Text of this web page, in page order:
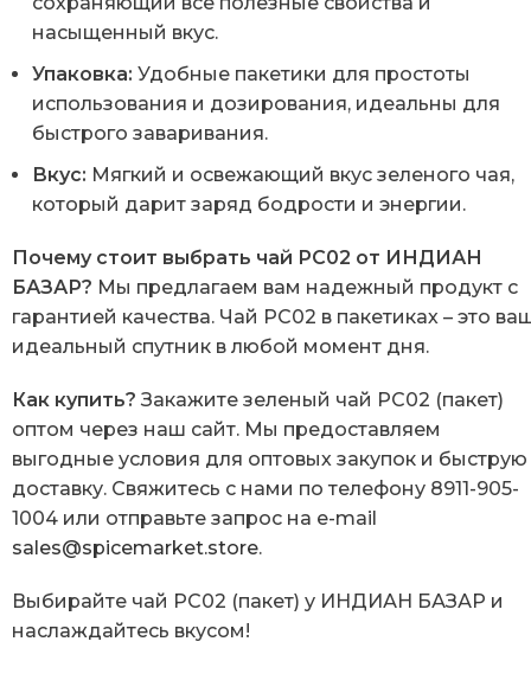
насыщенный вкус.
Упаковка: Удобные пакетики для простоты
использования и дозирования, идеальны для
быстрого заваривания.
Вкус: Мягкий и освежающий вкус зеленого чая,
который дарит заряд бодрости и энергии.
Почему стоит выбрать чай РС02 от ИНДИАН
БАЗАР? Мы предлагаем вам надежный продукт с
гарантией качества. Чай РС02 в пакетиках – это
идеальный спутник в любой момент дня.
Как купить? Закажите зеленый чай РС02 (пакет)
оптом через наш сайт. Мы предоставляем
выгодные условия для оптовых закупок и быструю
доставку. Свяжитесь с нами по телефону 8911-905-
1004 или отправьте запрос на e-mail
sales@spicemarket.store.
Выбирайте чай РС02 (пакет) у ИНДИАН БАЗАР и
наслаждайтесь вкусом!